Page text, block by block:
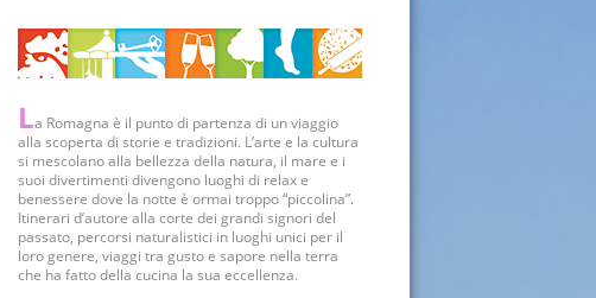
La Romagna è il punto di partenza di un viaggio
alla scoperta di storie e tradizioni. L’arte e la cultura
si mescolano alla bellezza della natura, il mare e i
suoi divertimenti divengono luoghi di relax e
benessere dove la notte è ormai troppo “piccolina”.
Itinerari d’autore alla corte dei grandi signori del
passato, percorsi naturalistici in luoghi unici per il
loro genere, viaggi tra gusto e sapore nella terra
che ha fatto della cucina la sua eccellenza.